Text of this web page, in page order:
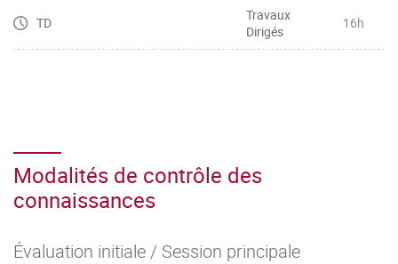
TD
Travaux
Dirigés
16h
Modalités de contrôle des
connaissances
Évaluation initiale / Session principale